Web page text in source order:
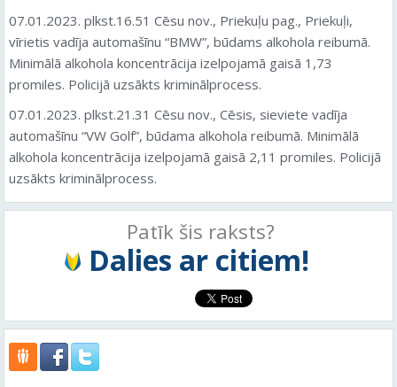
07.01.2023. plkst.16.51 Cēsu nov., Priekuļu pag., Priekuļi,
vīrietis vadīja automašīnu “BMW”, būdams alkohola reibumā.
Minimālā alkohola koncentrācija izelpojamā gaisā 1,73
promiles. Policijā uzsākts kriminālprocess.
07.01.2023. plkst.21.31 Cēsu nov., Cēsis, sieviete vadīja
automašīnu “VW Golf”, būdama alkohola reibumā. Minimālā
alkohola koncentrācija izelpojamā gaisā 2,11 promiles. Policijā
uzsākts kriminālprocess.
Patīk šis raksts?
Dalies ar citiem!